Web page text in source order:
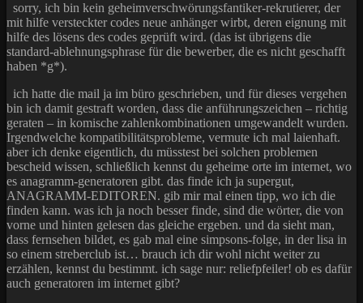
sorry, ich bin kein geheimverschwörungsfantiker-rekrutierer, der
mit hilfe versteckter codes neue anhänger wirbt, deren eignung mit
hilfe des lösens des codes geprüft wird. (das ist übrigens die
standard-ablehnungsphrase für die bewerber, die es nicht geschafft
haben *g*).
ich hatte die mail ja im büro geschrieben, und für dieses vergehen
bin ich damit gestraft worden, dass die anführungszeichen – richtig
geraten – in komische zahlenkombinationen umgewandelt wurden.
Irgendwelche kompatibilitätsprobleme, vermute ich mal laienhaft.
aber ich denke eigentlich, du müsstest bei solchen problemen
bescheid wissen, schließlich kennst du geheime orte im internet, wo
es anagramm-generatoren gibt. das finde ich ja supergut,
ANAGRAMM-EDITOREN. gib mir mal einen tipp, wo ich die
finden kann. was ich ja noch besser finde, sind die wörter, die von
vorne und hinten gelesen das gleiche ergeben. und da sieht man,
dass fernsehen bildet, es gab mal eine simpsons-folge, in der lisa in
so einem streberclub ist… brauch ich dir wohl nicht weiter zu
erzählen, kennst du bestimmt. ich sage nur: reliefpfeiler! ob es dafür
auch generatoren im internet gibt?